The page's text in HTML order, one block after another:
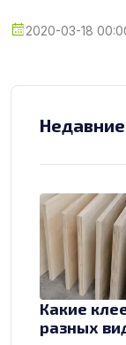
2020-03-18
Какие
разных